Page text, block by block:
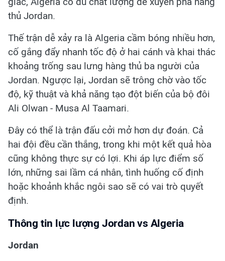
thủ Jordan.
Thế trận dễ xảy ra là Algeria cầm bóng nhiều hơn,
cố gắng đẩy nhanh tốc độ ở hai cánh và khai thác
khoảng trống sau lưng hàng thủ ba người của
Jordan. Ngược lại, Jordan sẽ trông chờ vào tốc
độ, kỹ thuật và khả năng tạo đột biến của bộ đôi
Ali Olwan - Musa Al Taamari.
Đây có thể là trận đấu cởi mở hơn dự đoán. Cả
hai đội đều cần thắng, trong khi một kết quả hòa
cũng không thực sự có lợi. Khi áp lực điểm số
lớn, những sai lầm cá nhân, tình huống cố định
hoặc khoảnh khắc ngôi sao sẽ có vai trò quyết
định.
Thông tin lực lượng Jordan vs Algeria
Jordan